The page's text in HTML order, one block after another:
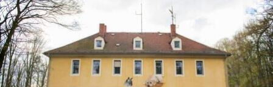
Zum Hauptinhalt springen
Erklärung zur Barrierefreiheit anzeigen